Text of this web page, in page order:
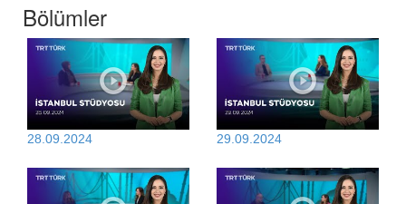
Bölümler
28.09.2024 29.09.2024